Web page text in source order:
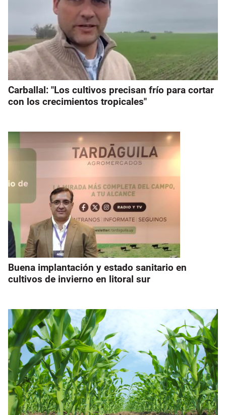
Carballal: "Los cultivos precisan frío para cortar
con los crecimientos tropicales"
Buena implantación y estado sanitario en
cultivos de invierno en litoral sur